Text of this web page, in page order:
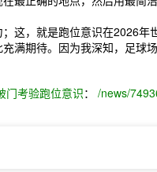
这，就是跑位意识在2026
满期待。因为我深知，足球
门考验跑位意识： /news/